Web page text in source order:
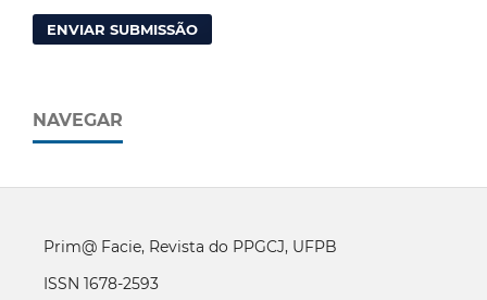
ENVIAR SUBMISSÃO
NAVEGAR
Prim@ Facie, Revista do PPGCJ, UFPB
ISSN 1678-2593